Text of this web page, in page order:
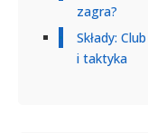
zagra?
Składy:
i taktyka